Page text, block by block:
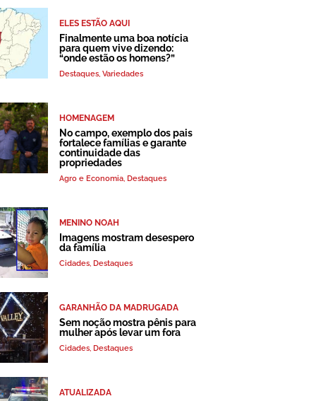
ELES ESTÃO AQUI
Finalmente uma boa notícia
para quem vive dizendo:
“onde estão os homens?”
Destaques, Variedades
HOMENAGEM
No campo, exemplo dos pais
fortalece famílias e garante
continuidade das
propriedades
Agro e Economia, Destaques
MENINO NOAH
Imagens mostram desespero
da família
Cidades, Destaques
GARANHÃO DA MADRUGADA
Sem noção mostra pênis para
mulher após levar um fora
Cidades, Destaques
ATUALIZADA